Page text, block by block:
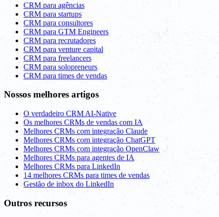
CRM para agências
CRM para startups
CRM para consultores
CRM para GTM Engineers
CRM para recrutadores
CRM para venture capital
CRM para freelancers
CRM para solopreneurs
CRM para times de vendas
Nossos melhores artigos
O verdadeiro CRM AI-Native
Os melhores CRMs de vendas com IA
Melhores CRMs com integração Claude
Melhores CRMs com integração ChatGPT
Melhores CRMs com integração OpenClaw
Melhores CRMs para agentes de IA
Melhores CRMs para LinkedIn
14 melhores CRMs para times de vendas
Gestão de inbox do LinkedIn
Outros recursos